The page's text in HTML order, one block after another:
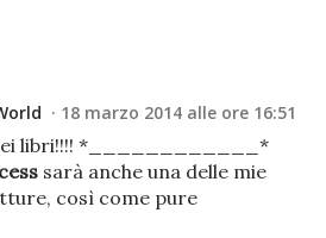
18 marzo 2014 alle ore 16:51
libri!!!! *____________*
sarà anche una delle mie
così come pure